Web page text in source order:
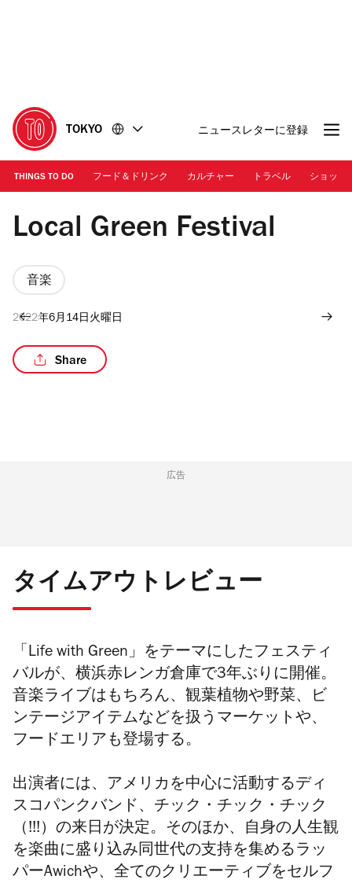
に
移
動
移
動
TOKYO ニュースレターに登録
THINGS TO DO フード＆ドリンク カルチャー トラベル ショッピ
Local Green Festival
Local Green Festival
音楽
2022年6月14日火曜日
Share
広告
タイムアウトレビュー
「Life with Green」をテーマにしたフェスティ
バルが、横浜赤レンガ倉庫で3年ぶりに開催。
音楽ライブはもちろん、観葉植物や野菜、ビ
ンテージアイテムなどを扱うマーケットや、
フードエリアも登場する。
出演者には、アメリカを中心に活動するディ
スコパンクバンド、チック・チック・チック
（!!!）の来日が決定。そのほか、自身の人生観
を楽曲に盛り込み同世代の支持を集めるラッ
パーAwichや、全てのクリエーティブをセルフ